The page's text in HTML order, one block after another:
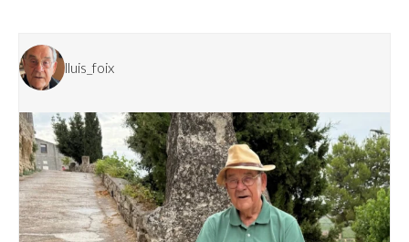
lluis_foix